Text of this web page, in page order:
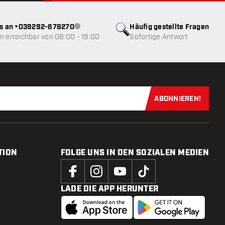
Häufig gestellte Fragen
Sofortige Antwort
an +039292-678270Kundenservice nicht verfügbar
erreichbar von 08:00 - 19:00
Jetzt für
ABONNIEREN!
FOLGE UNS IN DEN SOZIALEN MEDIEN
LADE DIE APP HERUNTER